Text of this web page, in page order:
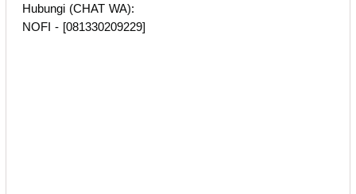
Hubungi (CHAT WA):
NOFI - [081330209229]